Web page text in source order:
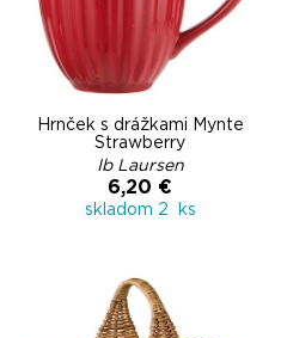
Hrnček s drážkami Mynte
Strawberry
Ib Laursen
6,20 €
skladom 2 ks